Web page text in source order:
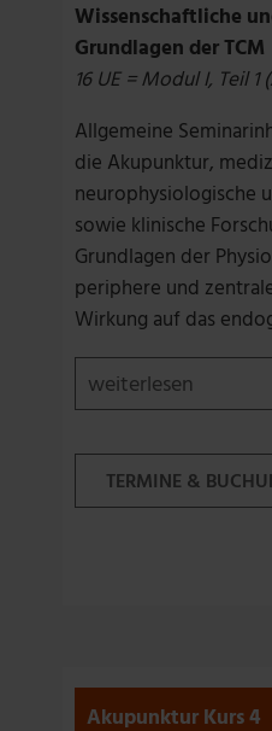
Wissenschaftliche
Grundlagen der TCM
16 UE = Modul I, Teil 1
Allgemeine
die Akupunktur,
neurophysiologische
sowie klinische
Grundlagen der
periphere und
Wirkung auf das
weiterlesen
Grundlagen der
und Nervenbündel,
Konzepte der
TERMINE &
Akupunktur Kurs 4